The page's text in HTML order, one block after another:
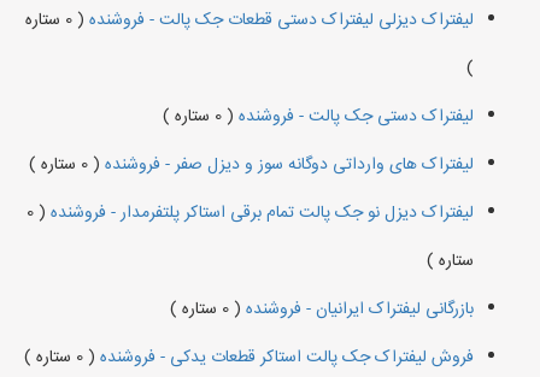
لیفتراک دیزلی لیفتراک دستی قطعات جک پالت - فروشنده
( 0 ستاره
)
لیفتراک دستی جک پالت - فروشنده ( 0 ستاره )
لیفتراک های وارداتی دوگانه سوز و دیزل صفر - فروشنده ( 0 ستاره )
لیفتراک دیزل نو جک پالت تمام برقی استاکر پلتفرمدار - فروشنده ( 0
ستاره )
بازرگانی لیفتراک ایرانیان - فروشنده ( 0 ستاره )
فروش لیفتراک جک پالت استاکر قطعات یدکی - فروشنده ( 0 ستاره )